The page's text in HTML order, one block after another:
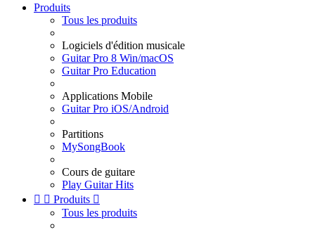
Produits
Tous les produits
Logiciels d'édition musicale
Guitar Pro 8 Win/macOS
Guitar Pro Education
Applications Mobile
Guitar Pro iOS/Android
Partitions
MySongBook
Cours de guitare
Play Guitar Hits
  Produits 
Tous les produits